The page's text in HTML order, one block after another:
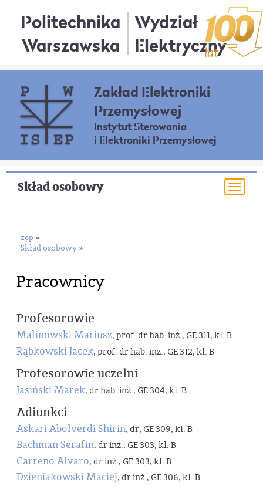
Politechnika
Warszawska
Wydział
Elektryczny
Zakład Elektroniki
Przemysłowej
Instytut Sterowania
i Elektroniki Przemysłowej
Skład osobowy
zep »
Skład osobowy »
Pracownicy
Profesorowie
Malinowski Mariusz, prof. dr hab. inż., GE 311, kl. B
Rąbkowski Jacek, prof. dr hab. inż., GE 312, kl. B
Profesorowie uczelni
Jasiński Marek, dr hab. inż., GE 304, kl. B
Adiunkci
Askari Abolverdi Shirin, dr, GE 309, kl. B
Bachman Serafin, dr inż., GE 303, kl. B
Carreno Alvaro, dr inż., GE 303, kl. B
Dzieniakowski Maciej, dr inż., GE 306, kl. B